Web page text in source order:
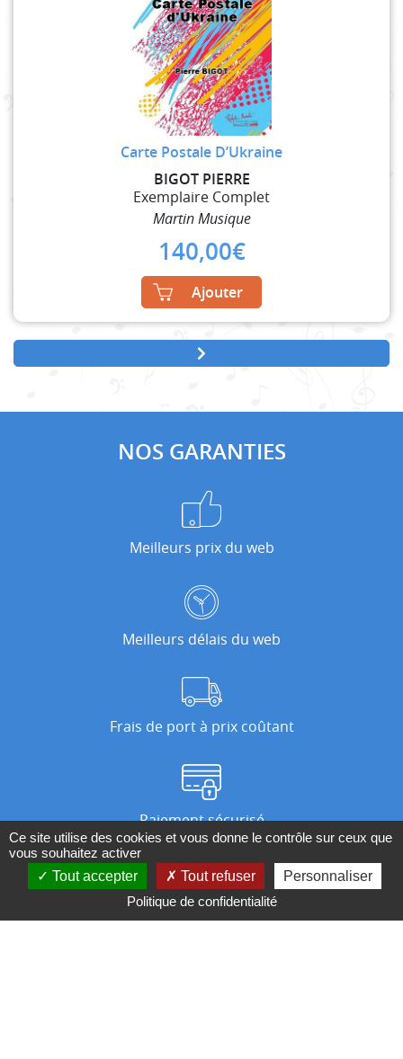
Carte Postale D’Ukraine
BIGOT PIERRE
Exemplaire Complet
Martin Musique
140,00€
Ajouter
NOS GARANTIES
Meilleurs prix du web
Meilleurs délais du web
Frais de port à prix coûtant
Paiement sécurisé
Nos magasins
Ce site utilise des cookies et vous donne le contrôle sur ceux que
vous souhaitez activer
Tout accepter
Tout refuser
Personnaliser
Politique de confidentialité